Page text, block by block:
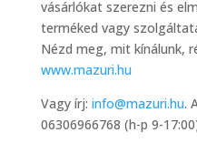
vásárlókat szerezni és
terméked vagy
Nézd meg, mit kínálunk,
www.mazuri.hu
Vagy írj: info@mazuri.hu.
06306966768 (h-p 9-